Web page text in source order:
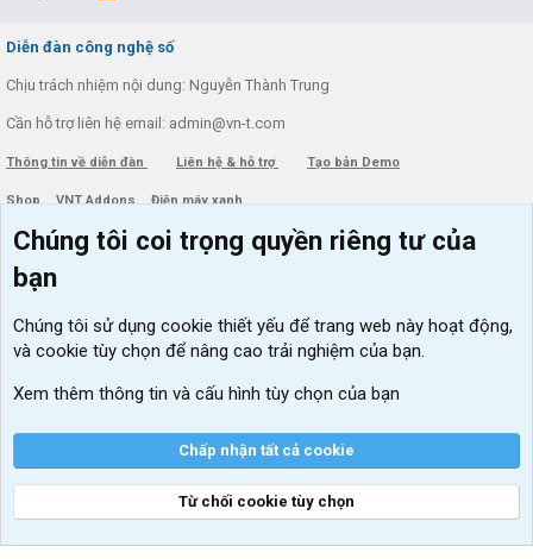
Diễn đàn công nghệ số
Chịu trách nhiệm nội dung: Nguyễn Thành Trung
Cần hỗ trợ liên hệ email: admin@vn-t.com
Thông tin về diễn đàn Liên hệ & hỗ trợ Tạo bản Demo
Shop VNT Addons Điện máy xanh
Menu thành viên
Đăng nhập
Diễn đàn
Kích hoạt Windows/ Office miễn phí
VIP add-ons Xenforo
Khuyến mãi và tài trợ
Chúng tôi coi trọng quyền riêng tư của
bạn
Chúng tôi sử dụng cookie thiết yếu để trang web này hoạt động,
và cookie tùy chọn để nâng cao trải nghiệm của bạn.
Xem thêm thông tin và cấu hình tùy chọn của bạn
Chấp nhận tất cả cookie
Từ chối cookie tùy chọn